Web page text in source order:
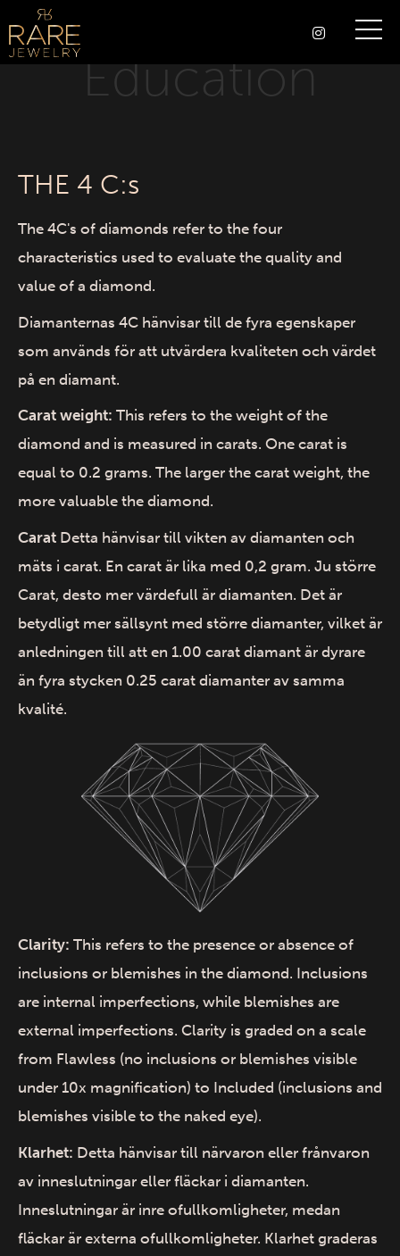
Education
THE 4 C:s
The 4C's of diamonds refer to the four
characteristics used to evaluate the quality and
value of a diamond.
Diamanternas 4C hänvisar till de fyra egenskaper
som används för att utvärdera kvaliteten och värdet
på en diamant.
Carat weight: This refers to the weight of the
diamond and is measured in carats. One carat is
equal to 0.2 grams. The larger the carat weight, the
more valuable the diamond.
Carat Detta hänvisar till vikten av diamanten och
mäts i carat. En carat är lika med 0,2 gram. Ju större
Carat, desto mer värdefull är diamanten. Det är
betydligt mer sällsynt med större diamanter, vilket är
anledningen till att en 1.00 carat diamant är dyrare
än fyra stycken 0.25 carat diamanter av samma
kvalité.
Clarity: This refers to the presence or absence of
inclusions or blemishes in the diamond. Inclusions
are internal imperfections, while blemishes are
external imperfections. Clarity is graded on a scale
from Flawless (no inclusions or blemishes visible
under 10x magnification) to Included (inclusions and
blemishes visible to the naked eye).
Klarhet: Detta hänvisar till närvaron eller frånvaron
av inneslutningar eller fläckar i diamanten.
Inneslutningar är inre ofullkomligheter, medan
fläckar är externa ofullkomligheter. Klarhet graderas